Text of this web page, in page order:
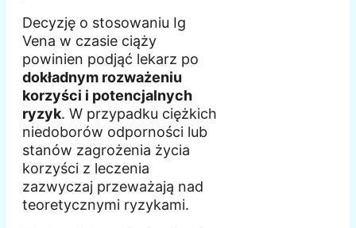
Decyzję o stosowaniu Ig
Vena w czasie ciąży
powinien podjąć lekarz po
dokładnym rozważeniu
korzyści i potencjalnych
ryzyk. W przypadku ciężkich
niedoborów odporności lub
stanów zagrożenia życia
korzyści z leczenia
zazwyczaj przeważają nad
teoretycznymi ryzykami.